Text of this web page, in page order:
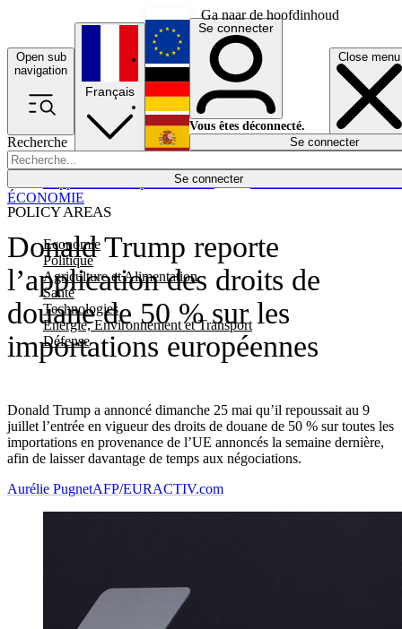
Ga naar de hoofdinhoud
Open sub
navigation
Close menu
Recherche
Se connecter
POLICY AREAS
Economie
Politique
Agriculture et Alimentation
Santé
Technologies
Energie, Environnement et Transport
Défense
Économie
Français
English
Deutsch
Español
Se connecter
Vous êtes déconnecté.
Se connecter
Donald Trump reporte
l’application des droits de
douane de 50 % sur les
importations européennes
Donald Trump a annoncé dimanche 25 mai qu’il repoussait au 9
juillet l’entrée en vigueur des droits de douane de 50 % sur toutes les
importations en provenance de l’UE annoncés la semaine dernière,
afin de laisser davantage de temps aux négociations.
ÉCONOMIE
Aurélie PugnetAFP/EURACTIV.com